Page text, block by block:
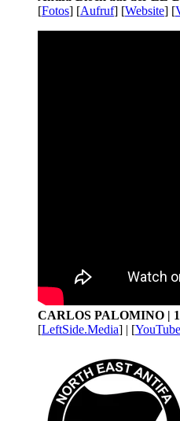
[Fotos] [Aufruf] [Website] [
CARLOS PALOMINO |
[LeftSide.Media] | [YouTube